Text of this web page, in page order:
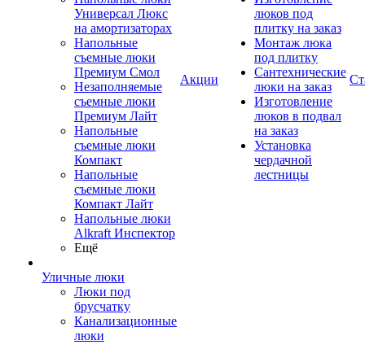
Универсал Люкс
на амортизаторах
Напольные
съемные люки
Премиум Смол
Незаполняемые
съемные люки
Премиум Лайт
Напольные
съемные люки
Компакт
Напольные
съемные люки
Компакт Лайт
Напольные люки
Alkraft Инспектор
Ещё
Уличные люки
Люки под
брусчатку
Канализационные
люки
Акции
люков под
плитку на заказ
Монтаж люка
под плитку
Сантехнические
люки на заказ
Изготовление
люков в подвал
на заказ
Установка
чердачной
лестницы